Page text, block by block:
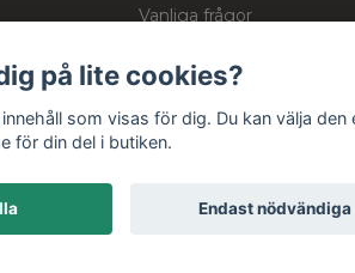
Vanliga frågor
på lite cookies?
som visas för dig. Du kan välja den
för din del i butiken.
Endast nödvändiga